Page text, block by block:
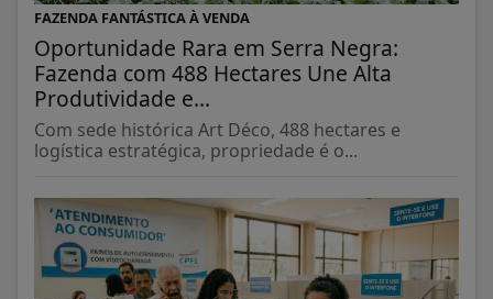
FAZENDA FANTÁSTICA À VENDA
Oportunidade Rara em Serra Negra:
Fazenda com 488 Hectares Une Alta
Produtividade e...
Com sede histórica Art Déco, 488 hectares e
logística estratégica, propriedade é o...